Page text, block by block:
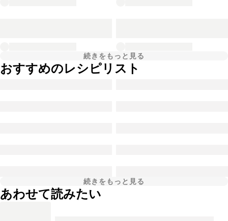
続きをもっと見る
おすすめのレシピリスト
続きをもっと見る
あわせて読みたい